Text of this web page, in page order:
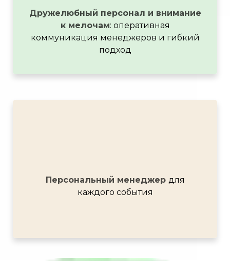
Дружелюбный персонал и внимание
к мелочам: оперативная
коммуникация менеджеров и гибкий
подход
Персональный менеджер для
каждого события